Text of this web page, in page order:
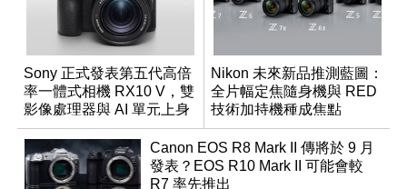
Sony 正式發表第五代高倍
率一體式相機 RX10 V，雙
影像處理器與 AI 單元上身
Nikon 未來新品推測藍圖：
全片幅定焦隨身機與 RED
技術加持機種成焦點
Canon EOS R8 Mark II 傳將於 9 月
發表？EOS R10 Mark II 可能會較
R7 率先推出